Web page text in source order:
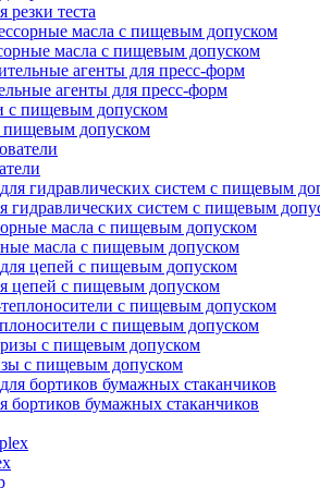
резки теста
масла с пищевым допуском
агенты для пресс-форм
пищевым допуском
гидравлических систем с пищевым
масла с пищевым допуском
цепей с пищевым допуском
с пищевым допуском
с пищевым допуском
бортиков бумажных стаканчиков